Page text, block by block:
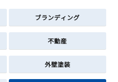
ブランディング
不動産
外壁塗装